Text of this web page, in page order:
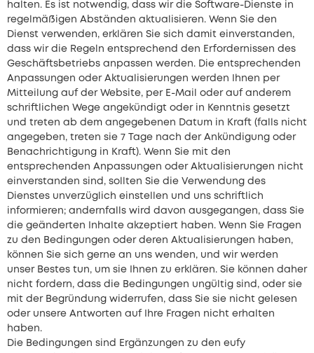
halten. Es ist notwendig, dass wir die Software-Dienste in
regelmäßigen Abständen aktualisieren. Wenn Sie den
Dienst verwenden, erklären Sie sich damit einverstanden,
dass wir die Regeln entsprechend den Erfordernissen des
Geschäftsbetriebs anpassen werden. Die entsprechenden
Anpassungen oder Aktualisierungen werden Ihnen per
Mitteilung auf der Website, per E-Mail oder auf anderem
schriftlichen Wege angekündigt oder in Kenntnis gesetzt
und treten ab dem angegebenen Datum in Kraft (falls nicht
angegeben, treten sie 7 Tage nach der Ankündigung oder
Benachrichtigung in Kraft). Wenn Sie mit den
entsprechenden Anpassungen oder Aktualisierungen nicht
einverstanden sind, sollten Sie die Verwendung des
Dienstes unverzüglich einstellen und uns schriftlich
informieren; andernfalls wird davon ausgegangen, dass Sie
die geänderten Inhalte akzeptiert haben. Wenn Sie Fragen
zu den Bedingungen oder deren Aktualisierungen haben,
können Sie sich gerne an uns wenden, und wir werden
unser Bestes tun, um sie Ihnen zu erklären. Sie können daher
nicht fordern, dass die Bedingungen ungültig sind, oder sie
mit der Begründung widerrufen, dass Sie sie nicht gelesen
oder unsere Antworten auf Ihre Fragen nicht erhalten
haben.
Die Bedingungen sind Ergänzungen zu den eufy